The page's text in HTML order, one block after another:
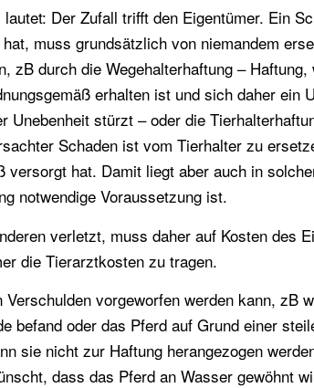
Der Zufall trifft den Eigentümer. Ein
muss grundsätzlich von niemandem
zB durch die Wegehalterhaftung –
erhalten ist und sich daher ein
Unebenheit stürzt – oder die
Schaden ist vom Tierhalter zu
versorgt hat. Damit liegt aber auch in
notwendige Voraussetzung ist.
verletzt, muss daher auf Kosten des
die Tierarztkosten zu tragen.
vorgeworfen werden kann, zB
befand oder das Pferd auf Grund einer
sie nicht zur Haftung herangezogen
dass das Pferd an Wasser gewöhnt